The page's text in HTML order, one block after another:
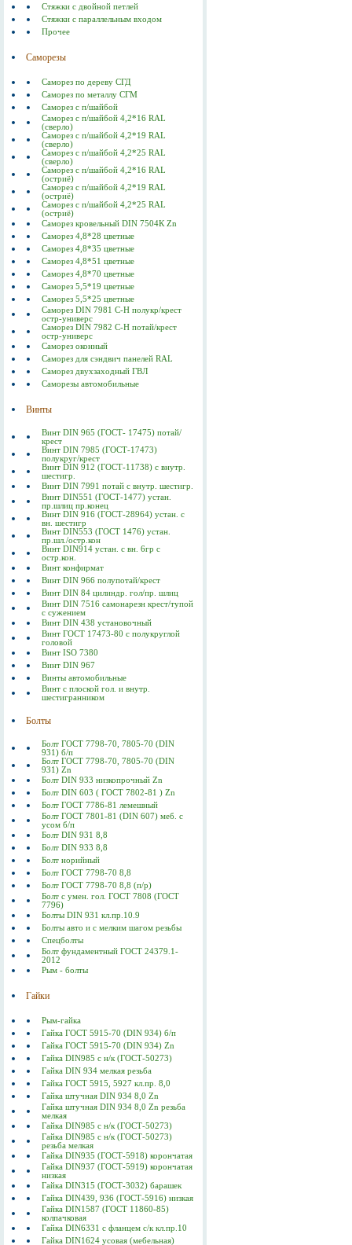
Стяжки с двойной петлей
Стяжки с параллельным входом
Прочее
Саморезы
Саморез по дереву СГД
Саморез по металлу СГМ
Саморез с п/шайбой
Саморез с п/шайбой 4,2*16 RAL
(сверло)
Саморез с п/шайбой 4,2*19 RAL
(сверло)
Саморез с п/шайбой 4,2*25 RAL
(сверло)
Саморез с п/шайбой 4,2*16 RAL
(остриё)
Саморез с п/шайбой 4,2*19 RAL
(остриё)
Саморез с п/шайбой 4,2*25 RAL
(остриё)
Саморез кровельный DIN 7504К Zn
Саморез 4,8*28 цветные
Саморез 4,8*35 цветные
Саморез 4,8*51 цветные
Саморез 4,8*70 цветные
Саморез 5,5*19 цветные
Саморез 5,5*25 цветные
Саморез DIN 7981 C-Н полукр/крест
остр-универс
Саморез DIN 7982 C-Н потай/крест
остр-универс
Саморез оконный
Саморез для сэндвич панелей RAL
Саморез двухзаходный ГВЛ
Саморезы автомобильные
Винты
Винт DIN 965 (ГОСТ- 17475) потай/
крест
Винт DIN 7985 (ГОСТ-17473)
полукруг/крест
Винт DIN 912 (ГОСТ-11738) с внутр.
шестигр.
Винт DIN 7991 потай с внутр. шестигр.
Винт DIN551 (ГОСТ-1477) устан.
пр.шлиц пр.конец
Винт DIN 916 (ГОСТ-28964) устан. с
вн. шестигр
Винт DIN553 (ГОСТ 1476) устан.
пр.шл./остр.кон
Винт DIN914 устан. с вн. 6гр с
остр.кон.
Винт конфирмат
Винт DIN 966 полупотай/крест
Винт DIN 84 цилиндр. гол/пр. шлиц
Винт DIN 7516 самонарезн крест/тупой
с сужением
Винт DIN 438 установочный
Винт ГОСТ 17473-80 c полукруглой
головой
Винт ISO 7380
Винт DIN 967
Винты автомобильные
Винт с плоской гол. и внутр.
шестигранником
Болты
Болт ГОСТ 7798-70, 7805-70 (DIN
931) б/п
Болт ГОСТ 7798-70, 7805-70 (DIN
931) Zn
Болт DIN 933 низкопрочный Zn
Болт DIN 603 ( ГОСТ 7802-81 ) Zn
Болт ГОСТ 7786-81 лемешный
Болт ГОСТ 7801-81 (DIN 607) меб. с
усом б/п
Болт DIN 931 8,8
Болт DIN 933 8,8
Болт норийный
Болт ГОСТ 7798-70 8,8
Болт ГОСТ 7798-70 8,8 (п/р)
Болт с умен. гол. ГОСТ 7808 (ГОСТ
7796)
Болты DIN 931 кл.пр.10.9
Болты авто и с мелким шагом резьбы
Спецболты
Болт фундаментный ГОСТ 24379.1-
2012
Рым - болты
Гайки
Рым-гайка
Гайка ГОСТ 5915-70 (DIN 934) б/п
Гайка ГОСТ 5915-70 (DIN 934) Zn
Гайка DIN985 с н/к (ГОСТ-50273)
Гайка DIN 934 мелкая резьба
Гайка ГОСТ 5915, 5927 кл.пр. 8,0
Гайка штучная DIN 934 8,0 Zn
Гайка штучная DIN 934 8,0 Zn резьба
мелкая
Гайка DIN985 с н/к (ГОСТ-50273)
Гайка DIN985 с н/к (ГОСТ-50273)
резьба мелкая
Гайка DIN935 (ГОСТ-5918) корончатая
Гайка DIN937 (ГОСТ-5919) корончатая
низкая
Гайка DIN315 (ГОСТ-3032) барашек
Гайка DIN439, 936 (ГОСТ-5916) низкая
Гайка DIN1587 (ГОСТ 11860-85)
колпачковая
Гайка DIN6331 с фланцем с/к кл.пр.10
Гайка DIN1624 усовая (мебельная)